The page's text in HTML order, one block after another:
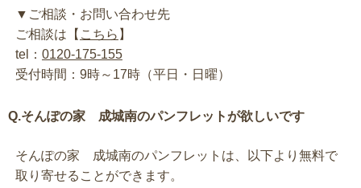
▼ご相談・お問い合わせ先
ご相談は【 こちら 】
tel： 0120-175-155
受付時間：9時～17時（平日・日曜）
Q.そんぽの家 成城南のパンフレットが欲しいです
そんぽの家 成城南のパンフレットは、以下より無料で
取り寄せることができます。